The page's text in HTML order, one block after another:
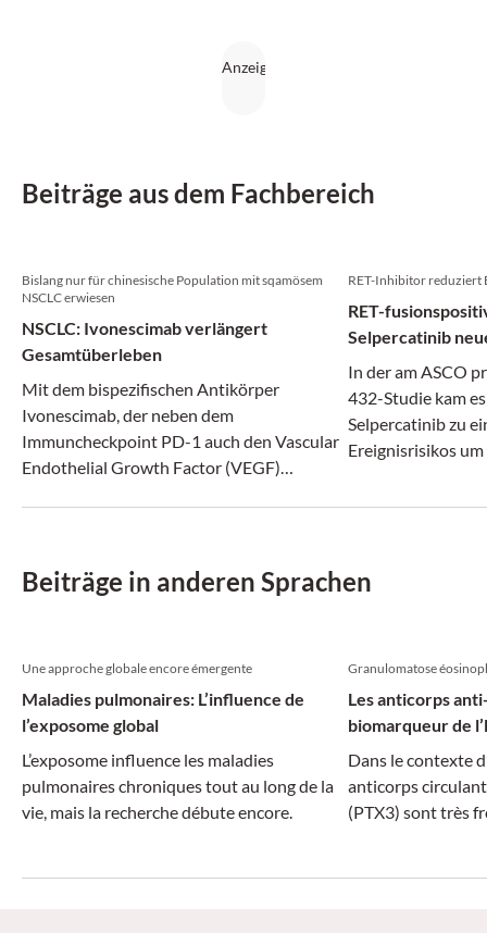
Beiträge aus dem Fachbereich
Bislang nur für chinesische Population mit sqamösem
NSCLC erwiesen
NSCLC: Ivonescimab verlängert
Gesamtüberleben
Mit dem bispezifischen Antikörper
Ivonescimab, der neben dem
Immuncheckpoint PD-1 auch den Vascular
Endothelial Growth Factor (VEGF)
Plattenepithelkarzinom-Histologie
aufgeschlagen werden.
RET-Inhibitor reduziert
RET-
Selpercatinib
In der am ASCO
432-Studie kam
Selpercatinib zu
Ereignisrisikos um
Beiträge in anderen Sprachen
Une approche globale encore émergente
Maladies pulmonaires: L’influence de
l’exposome global
L’exposome influence les maladies
pulmonaires chroniques tout au long de la
vie, mais la recherche débute encore.
Granulomatose
Les anticorps
biomarqueur de
Dans le contexte
anticorps
(PTX3) sont très